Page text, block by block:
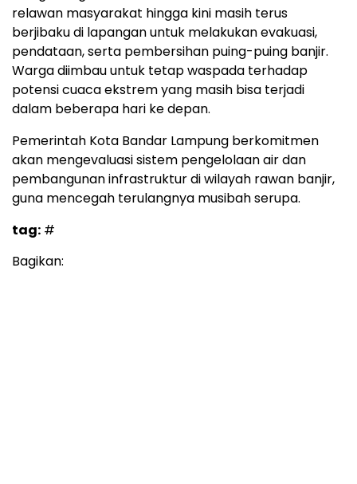
relawan masyarakat hingga kini masih terus
berjibaku di lapangan untuk melakukan evakuasi,
pendataan, serta pembersihan puing-puing banjir.
Warga diimbau untuk tetap waspada terhadap
potensi cuaca ekstrem yang masih bisa terjadi
dalam beberapa hari ke depan.
Pemerintah Kota Bandar Lampung berkomitmen
akan mengevaluasi sistem pengelolaan air dan
pembangunan infrastruktur di wilayah rawan banjir,
guna mencegah terulangnya musibah serupa.
tag: #
Bagikan: